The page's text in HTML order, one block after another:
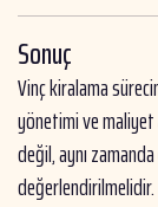
Sonuç
Vinç kiralama
yönetimi ve maliyet
değil, aynı
değerlendirilmelidir.